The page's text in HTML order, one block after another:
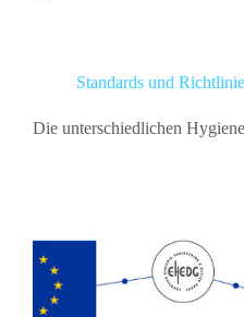
Standards und
Die unterschiedlichen